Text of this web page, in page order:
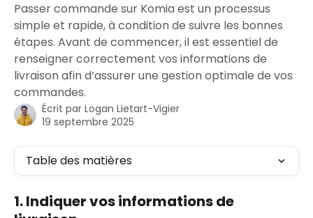
Passer commande sur Komia est un processus
simple et rapide, à condition de suivre les bonnes
étapes. Avant de commencer, il est essentiel de
renseigner correctement vos informations de
livraison afin d’assurer une gestion optimale de vos
commandes.
Écrit par Logan Lietart-Vigier
19 septembre 2025
Table des matières
1. Indiquer vos informations de